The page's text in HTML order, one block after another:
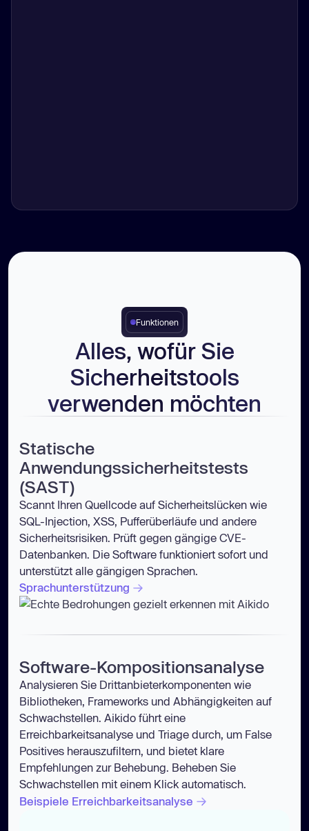
Funktionen
Alles, wofür Sie
Sicherheitstools
verwenden möchten
Statische
Anwendungssicherheitstests
(SAST)
Scannt Ihren Quellcode auf Sicherheitslücken wie
SQL-Injection, XSS, Pufferüberläufe und andere
Sicherheitsrisiken. Prüft gegen gängige CVE-
Datenbanken. Die Software funktioniert sofort und
unterstützt alle gängigen Sprachen.
Sprachunterstützung
Software-Kompositionsanalyse
Analysieren Sie Drittanbieterkomponenten wie
Bibliotheken, Frameworks und Abhängigkeiten auf
Schwachstellen. Aikido führt eine
Erreichbarkeitsanalyse und Triage durch, um False
Positives herauszufiltern, und bietet klare
Empfehlungen zur Behebung. Beheben Sie
Schwachstellen mit einem Klick automatisch.
Beispiele Erreichbarkeitsanalyse